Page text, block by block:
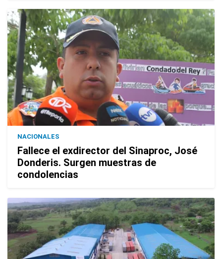
NACIONALES
Fallece el exdirector del Sinaproc, José
Donderis. Surgen muestras de
condolencias